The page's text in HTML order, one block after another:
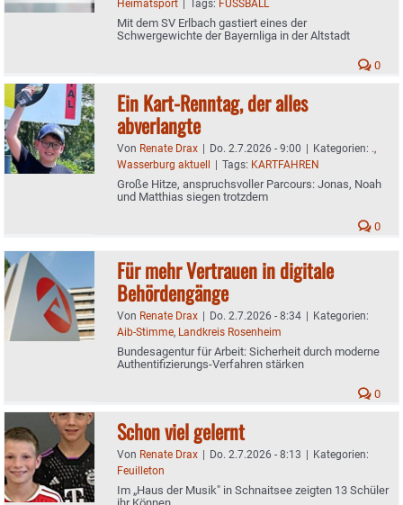
Heimatsport | Tags: FUSSBALL
Mit dem SV Erlbach gastiert eines der
Schwergewichte der Bayernliga in der Altstadt
0
Ein Kart-Renntag, der alles
abverlangte
Von Renate Drax | Do. 2.7.2026 - 9:00 | Kategorien: .,
Wasserburg aktuell | Tags: KARTFAHREN
Große Hitze, anspruchsvoller Parcours: Jonas, Noah
und Matthias siegen trotzdem
0
Für mehr Vertrauen in digitale
Behördengänge
Von Renate Drax | Do. 2.7.2026 - 8:34 | Kategorien:
Aib-Stimme, Landkreis Rosenheim
Bundesagentur für Arbeit: Sicherheit durch moderne
Authentifizierungs-Verfahren stärken
0
Schon viel gelernt
Von Renate Drax | Do. 2.7.2026 - 8:13 | Kategorien:
Feuilleton
Im „Haus der Musik" in Schnaitsee zeigten 13 Schüler